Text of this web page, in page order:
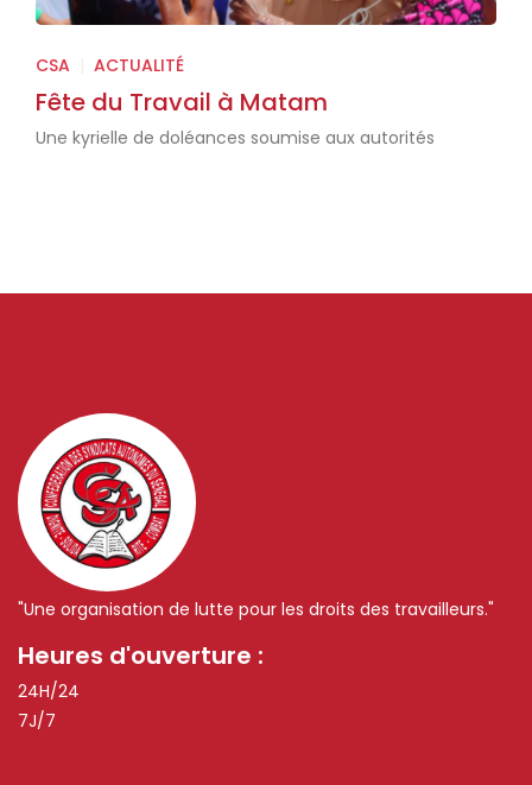
CSA ACTUALITÉ
Fête du Travail à Matam
Une kyrielle de doléances soumise aux autorités
"Une organisation de lutte pour les droits des travailleurs."
Heures d'ouverture :
24H/24
7J/7